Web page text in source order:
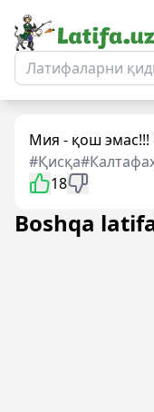
Мия - қош эмас!!!
#Қисқа
18
Boshqa